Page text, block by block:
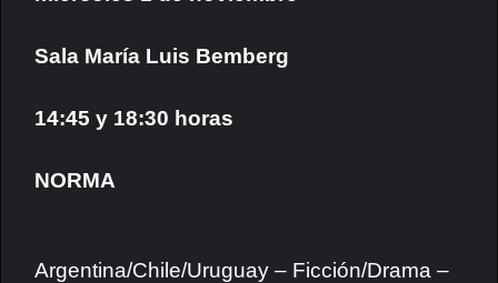
Sala María Luis Bemberg
14:45 y 18:30 horas
NORMA
Argentina/Chile/Uruguay – Ficción/Drama –